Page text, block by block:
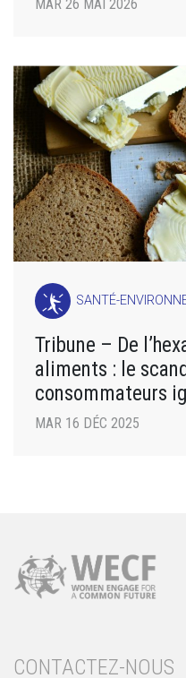
MAR 26 MAI 2026
SANTÉ-
Tribune – De
aliments : le
consommateurs
MAR 16 DÉC 2025
CONTACTEZ-NOUS